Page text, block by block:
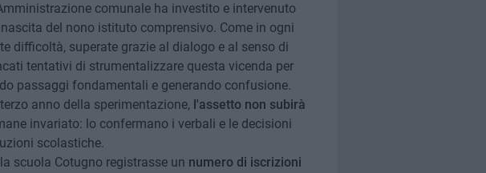
comunale ha investito e intervenuto
del nono istituto comprensivo. Come in ogni
difficoltà, superate grazie al dialogo e al senso di
tentativi di strumentalizzare questa vicenda per
passaggi fondamentali e generando confusione.
anno della sperimentazione, l'assetto non subirà
invariato: lo confermano i verbali e le decisioni
scolastiche.
scuola Cotugno registrasse un numero di iscrizioni